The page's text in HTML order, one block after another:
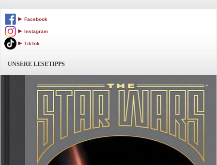
Facebook
Instagram
TikTok
UNSERE LESETIPPS